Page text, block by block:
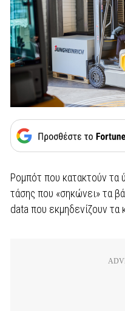
Ρομπότ που κατακτούν τα
τάσης που «σηκώνει» τα
data που εκμηδενίζουν τα